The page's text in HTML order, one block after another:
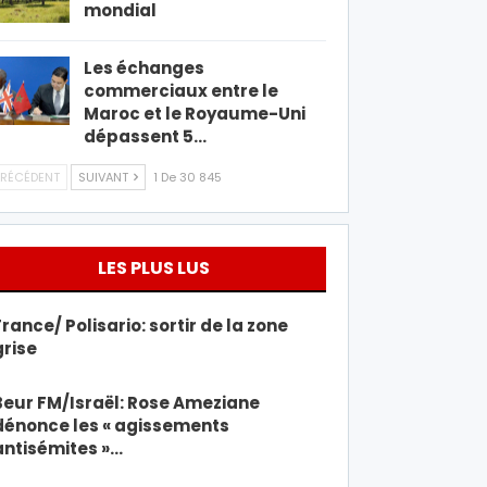
mondial
Les échanges
commerciaux entre le
Maroc et le Royaume-Uni
dépassent 5…
SUIVANT 1 De 30 845
LES PLUS LUS
Polisario: sortir de la zone
FM/Israël: Rose Ameziane
les « agissements
»…